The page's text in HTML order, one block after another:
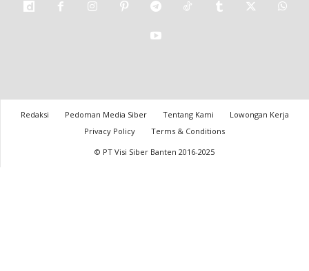
Redaksi Pedoman Media Siber Tentang Kami
Lowongan Kerja
Privacy Policy
Terms & Conditions
© PT Visi Siber Banten 2016-2025